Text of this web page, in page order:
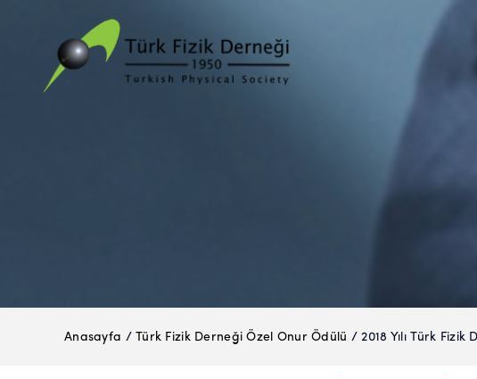
Anasayfa /Türk Fizik Derneği Özel Onur Ödülü / 2018 Yılı Türk